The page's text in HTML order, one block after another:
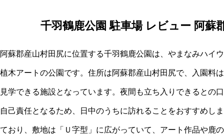
千羽鶴鹿公園 駐車場 レビュー 阿蘇
阿蘇郡産山村田尻に位置する千羽鶴鹿公園は、やまなみハイ
植木アートの公園です。住所は阿蘇郡産山村田尻で、入園料
見学できる施設となっています。夜間も立ち入りできるとの
自己責任となるため、日中のうちに訪れることをおすすめし
ており、敷地は「Ｕ字型」に広がっていて、アート作品や鹿